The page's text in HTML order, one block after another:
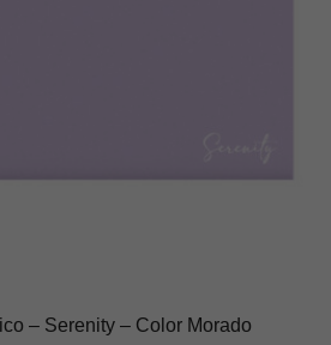
– Serenity – Color Morado